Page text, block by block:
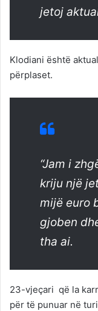
jetoj
Klodiani është
përplaset.
“Jam i
kriju një
mijë euro
gjoben
tha ai.
23-vjeçari që la
për të punuar në